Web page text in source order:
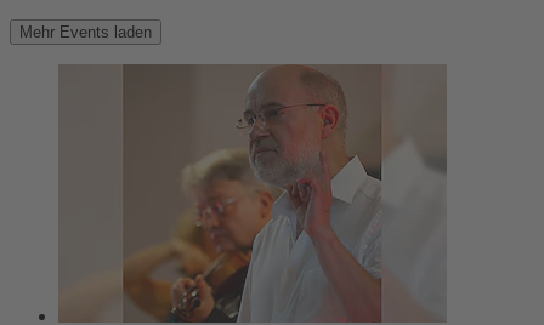
Mehr Events laden